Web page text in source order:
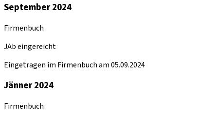
September 2024
Firmenbuch
JAb eingereicht
Eingetragen im Firmenbuch am 05.09.2024
Jänner 2024
Firmenbuch